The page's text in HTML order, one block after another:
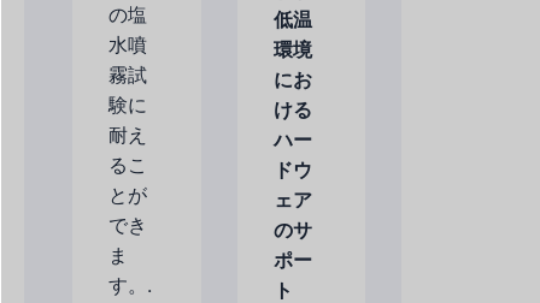
の塩
水噴
霧試
験に
耐え
るこ
とが
でき
ま
す。.
低温
環境
にお
ける
ハー
ドウ
ェア
のサ
ポー
ト